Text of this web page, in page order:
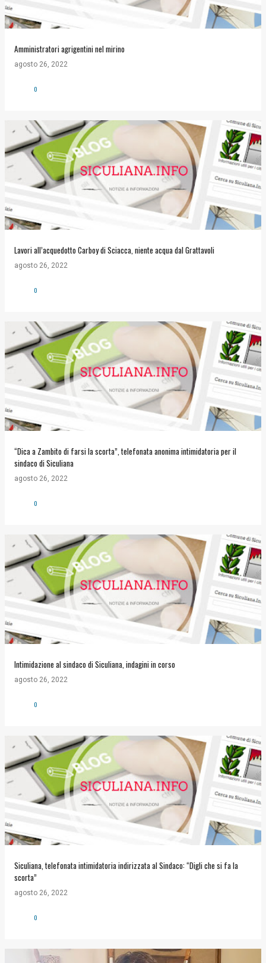
Amministratori agrigentini nel mirino
agosto 26, 2022
0
Lavori all’acquedotto Carboy di Sciacca, niente acqua dal Grattavoli
agosto 26, 2022
0
“Dica a Zambito di farsi la scorta”, telefonata anonima intimidatoria per il
sindaco di Siculiana
agosto 26, 2022
0
Intimidazione al sindaco di Siculiana, indagini in corso
agosto 26, 2022
0
Siculiana, telefonata intimidatoria indirizzata al Sindaco: “Digli che si fa la
scorta”
agosto 26, 2022
0